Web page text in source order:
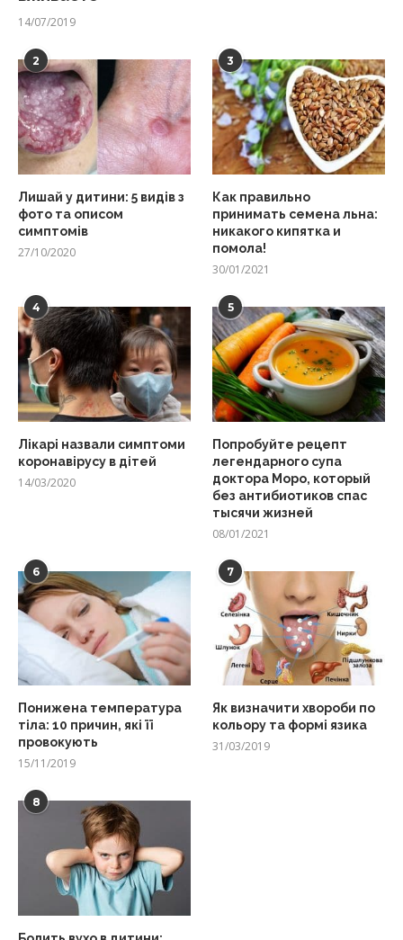
14/07/2019
2
Лишай у дитини: 5 видів з
фото та описом
симптомів
27/10/2020
3
Как правильно
принимать семена льна:
никакого кипятка и
помола!
30/01/2021
4
Лікарі назвали симптоми
коронавірусу в дітей
14/03/2020
5
Попробуйте рецепт
легендарного супа
доктора Моро, который
без антибиотиков спас
тысячи жизней
08/01/2021
6
Понижена температура
тіла: 10 причин, які її
провокують
15/11/2019
7
Як визначити хвороби по
кольору та формі язика
31/03/2019
8